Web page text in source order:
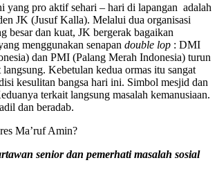
yang pro aktif sehari – hari di lapangan adalah
JK (Jusuf Kalla). Melalui dua organisasi
besar dan kuat, JK bergerak bagaikan
menggunakan senapan double lop : DMI
dan PMI (Palang Merah Indonesia) turun
Kebetulan kedua ormas itu sangat
kesulitan bangsa hari ini. Simbol mesjid dan
terkait langsung masalah kemanusiaan.
dan beradab.
Ma’ruf Amin?
senior dan pemerhati masalah sosial